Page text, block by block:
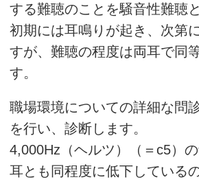
する難聴のことを騒音性難聴
初期には耳鳴りが起き、次第
すが、難聴の程度は両耳で同
す。
職場環境についての詳細な問
を行い、診断します。
4,000Hz（ヘルツ）（＝c5）
耳とも同程度に低下している